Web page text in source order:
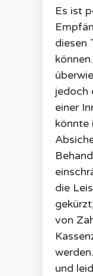
Es ist
diesen
jedoch
einer
könnte
die
von
und